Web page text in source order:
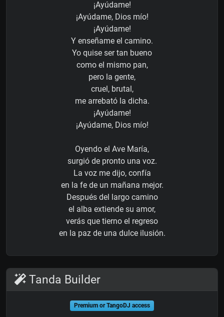
¡Ayúdame!
¡Ayúdame, Dios mío!
¡Ayúdame!
Y enseñame el camino.
Yo quise ser tan bueno
como el mismo pan,
pero la gente,
cruel, brutal,
me arrebató la dicha.
¡Ayúdame!
¡Ayúdame, Dios mío!
Oyendo el Ave María,
surgió de pronto una voz.
La voz me dijo, confía
en la fe de un mañana mejor.
Después del largo camino
el alba extiende su amor,
verás que tierno el regreso
en la paz de una dulce ilusión.
Tanda Builder
Premium or TangoDJ access